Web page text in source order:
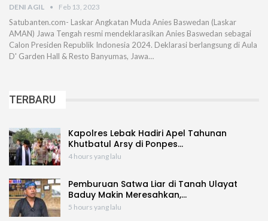
DENI AGIL Feb 13, 2023
Satubanten.com- Laskar Angkatan Muda Anies Baswedan (Laskar
AMAN) Jawa Tengah resmi mendeklarasikan Anies Baswedan sebagai
Calon Presiden Republik Indonesia 2024. Deklarasi berlangsung di Aula
D' Garden Hall & Resto Banyumas, Jawa…
TERBARU
Kapolres Lebak Hadiri Apel Tahunan
Khutbatul Arsy di Ponpes…
4 hours yang lalu
Pemburuan Satwa Liar di Tanah Ulayat
Baduy Makin Meresahkan,…
5 hours yang lalu